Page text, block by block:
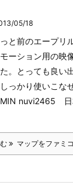
05/18
と前のエープリ
ーション用の映
。とっても良い
しっかり使いこな
nuvi2465
マップをファミ